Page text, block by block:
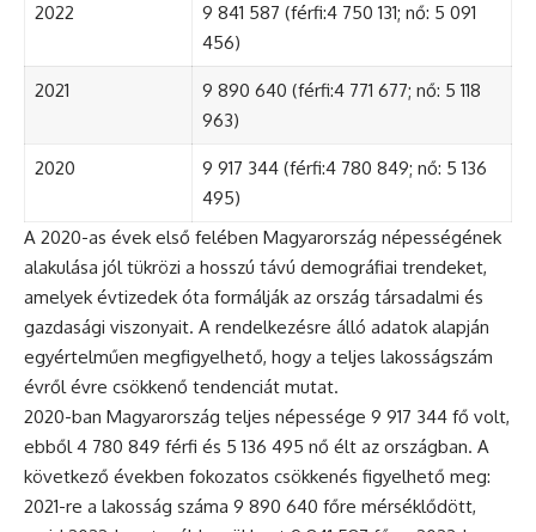
2022
9 841 587 (férfi:4 750 131; nő: 5 091
456)
2021
9 890 640 (férfi:4 771 677; nő: 5 118
963)
2020
9 917 344 (férfi:4 780 849; nő: 5 136
495)
A 2020-as évek első felében Magyarország népességének
alakulása jól tükrözi a hosszú távú demográfiai trendeket,
amelyek évtizedek óta formálják az ország társadalmi és
gazdasági viszonyait. A rendelkezésre álló adatok alapján
egyértelműen megfigyelhető, hogy a teljes lakosságszám
évről évre csökkenő tendenciát mutat.
2020-ban Magyarország teljes népessége 9 917 344 fő volt,
ebből 4 780 849 férfi és 5 136 495 nő élt az országban. A
következő években fokozatos csökkenés figyelhető meg:
2021-re a lakosság száma 9 890 640 főre mérséklődött,